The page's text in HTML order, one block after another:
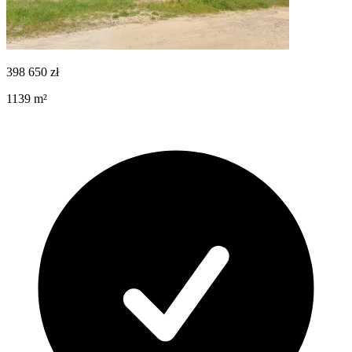
398 650 zł
1139 m²